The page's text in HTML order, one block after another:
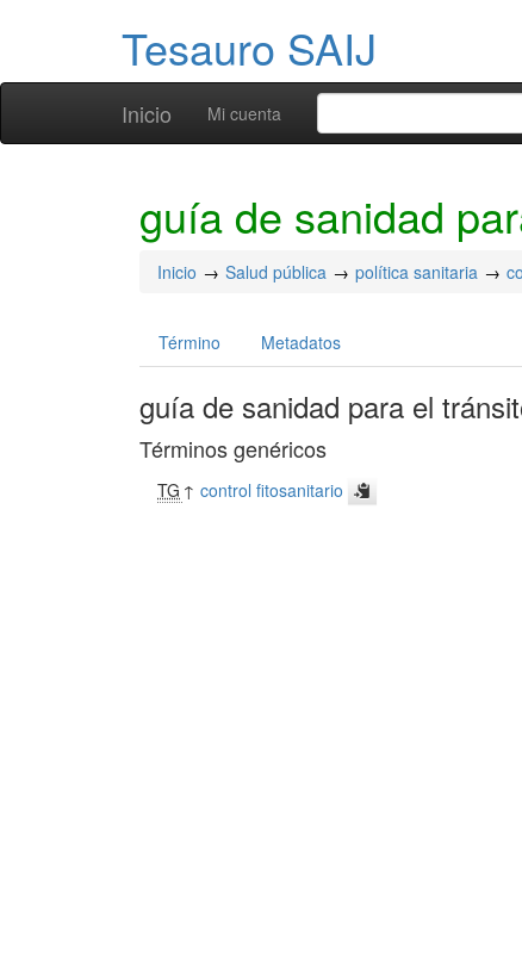
Tesauro SAIJ
Inicio Mi cuenta
guía de sanidad
Inicio Salud pública política sanitaria
Término Metadatos
guía de sanidad para el
Términos genéricos
TG ↑control fitosanitario